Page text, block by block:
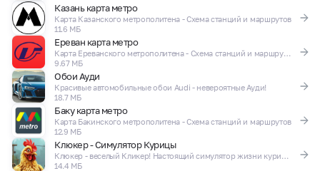
Казань карта метро
Карта Казанского метрополитена - Схема станций и маршрутов
11.6 МБ
Ереван карта метро
Карта Ереванского метрополитена - Схема станций и маршрутов
9.67 МБ
Обои Ауди
Красивые автомобильные обои Audi - невероятные Ауди!
18.7 МБ
Баку карта метро
Карта Бакинского метрополитена - Схема станций и маршрутов
12.9 МБ
Клюкер - Симулятор Курицы
Клюкер - веселый Кликер! Настоящий симулятор жизни курицы! Ржака игра!
14.4 МБ